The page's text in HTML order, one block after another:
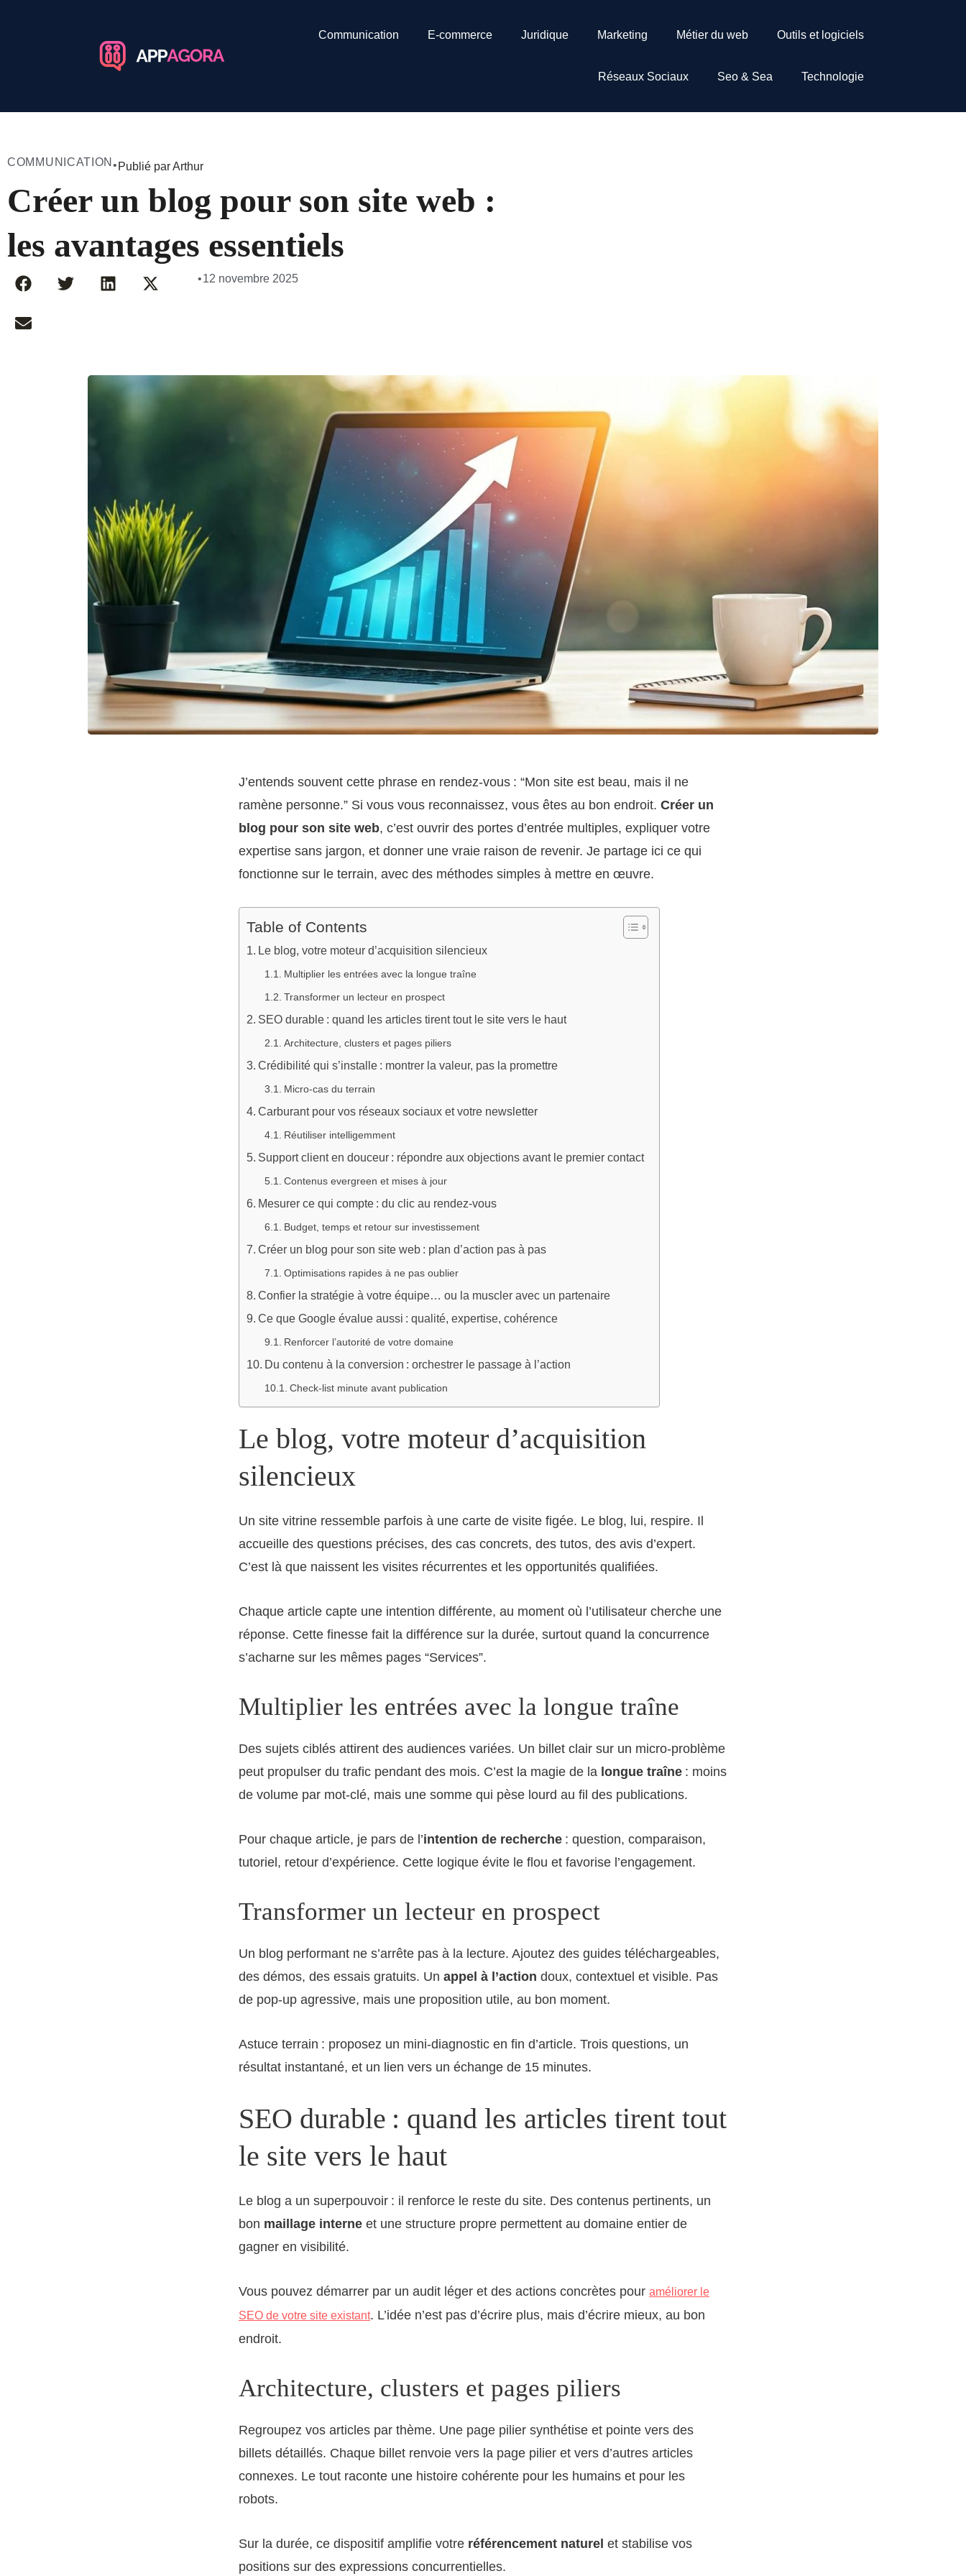
Communication E-commerce Juridique Marketing Métier du web Outils et logiciels
Réseaux Sociaux Seo & Sea Technologie
COMMUNICATION• Publié par Arthur
Créer un blog pour son site web :
les avantages essentiels
•12 novembre 2025
J’entends souvent cette phrase en rendez-vous : “Mon site est beau, mais il ne
ramène personne.” Si vous vous reconnaissez, vous êtes au bon endroit. Créer un
blog pour son site web, c’est ouvrir des portes d’entrée multiples, expliquer votre
expertise sans jargon, et donner une vraie raison de revenir. Je partage ici ce qui
fonctionne sur le terrain, avec des méthodes simples à mettre en œuvre.
Table of Contents
Le blog, votre moteur d’acquisition silencieux
Multiplier les entrées avec la longue traîne
Transformer un lecteur en prospect
SEO durable : quand les articles tirent tout le site vers le haut
Architecture, clusters et pages piliers
Crédibilité qui s’installe : montrer la valeur, pas la promettre
Micro-cas du terrain
Carburant pour vos réseaux sociaux et votre newsletter
Réutiliser intelligemment
Support client en douceur : répondre aux objections avant le premier contact
Contenus evergreen et mises à jour
Mesurer ce qui compte : du clic au rendez-vous
Budget, temps et retour sur investissement
Créer un blog pour son site web : plan d’action pas à pas
Optimisations rapides à ne pas oublier
Confier la stratégie à votre équipe… ou la muscler avec un partenaire
Ce que Google évalue aussi : qualité, expertise, cohérence
Renforcer l’autorité de votre domaine
Du contenu à la conversion : orchestrer le passage à l’action
Check-list minute avant publication
Le blog, votre moteur d’acquisition
silencieux
Un site vitrine ressemble parfois à une carte de visite figée. Le blog, lui, respire. Il
accueille des questions précises, des cas concrets, des tutos, des avis d’expert.
C’est là que naissent les visites récurrentes et les opportunités qualifiées.
Chaque article capte une intention différente, au moment où l’utilisateur cherche une
réponse. Cette finesse fait la différence sur la durée, surtout quand la concurrence
s’acharne sur les mêmes pages “Services”.
Multiplier les entrées avec la longue traîne
Des sujets ciblés attirent des audiences variées. Un billet clair sur un micro-problème
peut propulser du trafic pendant des mois. C’est la magie de la longue traîne : moins
de volume par mot-clé, mais une somme qui pèse lourd au fil des publications.
Pour chaque article, je pars de l’intention de recherche : question, comparaison,
tutoriel, retour d’expérience. Cette logique évite le flou et favorise l’engagement.
Transformer un lecteur en prospect
Un blog performant ne s’arrête pas à la lecture. Ajoutez des guides téléchargeables,
des démos, des essais gratuits. Un appel à l’action doux, contextuel et visible. Pas
de pop-up agressive, mais une proposition utile, au bon moment.
Astuce terrain : proposez un mini-diagnostic en fin d’article. Trois questions, un
résultat instantané, et un lien vers un échange de 15 minutes.
SEO durable : quand les articles tirent tout
le site vers le haut
Le blog a un superpouvoir : il renforce le reste du site. Des contenus pertinents, un
bon maillage interne et une structure propre permettent au domaine entier de
gagner en visibilité.
Vous pouvez démarrer par un audit léger et des actions concrètes pour améliorer le
SEO de votre site existant. L’idée n’est pas d’écrire plus, mais d’écrire mieux, au bon
endroit.
Architecture, clusters et pages piliers
Regroupez vos articles par thème. Une page pilier synthétise et pointe vers des
billets détaillés. Chaque billet renvoie vers la page pilier et vers d’autres articles
connexes. Le tout raconte une histoire cohérente pour les humains et pour les
robots.
Sur la durée, ce dispositif amplifie votre référencement naturel et stabilise vos
positions sur des expressions concurrentielles.